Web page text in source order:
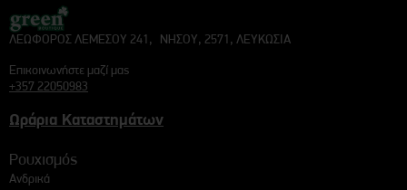
ΛΕΩΦΟΡΟΣ ΛΕΜΕΣΟΥ 241, ΝΗΣΟΥ, 2571, ΛΕΥΚΩΣΙΑ
Επικοινωνήστε μαζί μας
+357 22050983
Ωράρια Καταστημάτων
Ρουχισμός
Ανδρικά